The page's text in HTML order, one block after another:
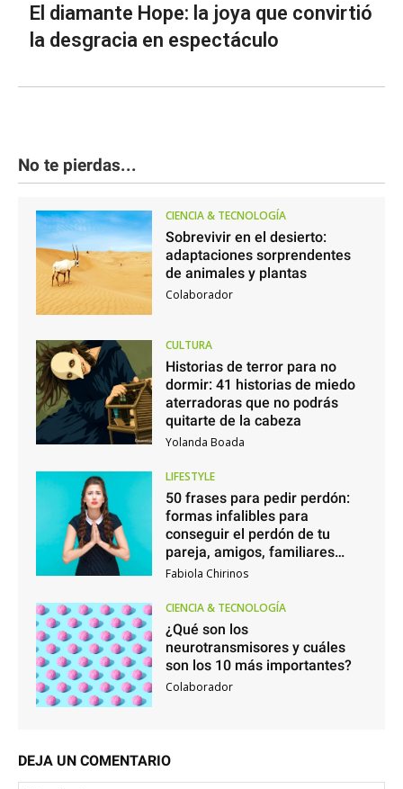
El diamante Hope: la joya que convirtió
la desgracia en espectáculo
No te pierdas...
CIENCIA & TECNOLOGÍA
Sobrevivir en el desierto:
adaptaciones sorprendentes
de animales y plantas
Colaborador
CULTURA
Historias de terror para no
dormir: 41 historias de miedo
aterradoras que no podrás
quitarte de la cabeza
Yolanda Boada
LIFESTYLE
50 frases para pedir perdón:
formas infalibles para
conseguir el perdón de tu
pareja, amigos, familiares…
Fabiola Chirinos
CIENCIA & TECNOLOGÍA
¿Qué son los
neurotransmisores y cuáles
son los 10 más importantes?
Colaborador
DEJA UN COMENTARIO